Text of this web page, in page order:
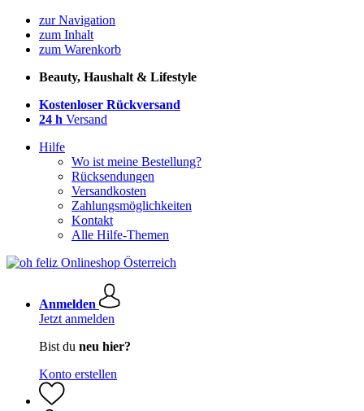
zur Navigation
zum Inhalt
zum Warenkorb
Beauty, Haushalt & Lifestyle
Kostenloser Rückversand
24 h Versand
Hilfe
Wo ist meine Bestellung?
Rücksendungen
Versandkosten
Zahlungsmöglichkeiten
Kontakt
Alle Hilfe-Themen
Anmelden
Jetzt anmelden
Bist du neu hier?
Konto erstellen